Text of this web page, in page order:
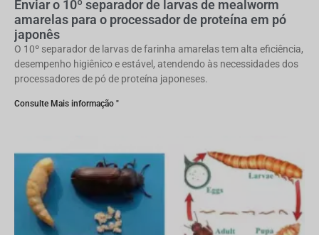
Enviar o 10º separador de larvas de mealworm
amarelas para o processador de proteína em pó
japonês
O 10º separador de larvas de farinha amarelas tem alta eficiência,
desempenho higiênico e estável, atendendo às necessidades dos
processadores de pó de proteína japoneses.
Consulte Mais informação "